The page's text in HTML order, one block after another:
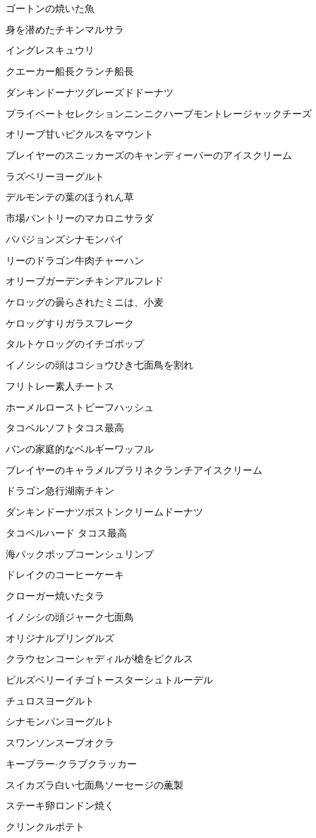
ゴートンの焼いた魚
身を潜めたチキンマルサラ
イングレスキュウリ
クエーカー船長クランチ船長
ダンキンドーナツグレーズドドーナツ
プライベートセレクションニンニクハーブモントレージャックチーズ
オリーブ甘いピクルスをマウント
ブレイヤーのスニッカーズのキャンディーバーのアイスクリーム
ラズベリーヨーグルト
デルモンテの葉のほうれん草
市場パントリーのマカロニサラダ
パパジョンズシナモンパイ
リーのドラゴン牛肉チャーハン
オリーブガーデンチキンアルフレド
ケロッグの曇らされたミニは、小麦
ケロッグすりガラスフレーク
タルトケロッグのイチゴポップ
イノシシの頭はコショウひき七面鳥を割れ
フリトレー素人チートス
ホーメルローストビーフハッシュ
タコベルソフトタコス最高
バンの家庭的なベルギーワッフル
ブレイヤーのキャラメルプラリネクランチアイスクリーム
ドラゴン急行湖南チキン
ダンキンドーナツボストンクリームドーナツ
タコベルハード タコス最高
海パックポップコーンシュリンプ
ドレイクのコーヒーケーキ
クローガー焼いたタラ
イノシシの頭ジャーク七面鳥
オリジナルプリングルズ
クラウセンコーシャディルが槍をピクルス
ピルズベリーイチゴトースターシュトルーデル
チュロスヨーグルト
シナモンパンヨーグルト
スワンソンスープオクラ
キーブラー·クラブクラッカー
スイカズラ白い七面鳥ソーセージの薫製
ステーキ卵ロンドン焼く
クリンクルポテト